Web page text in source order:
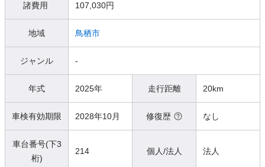
諸費用 107,030円
地域 鳥栖市
ジャンル -
年式 2025年 走行距離 20km
車検有効期限 2028年10月 修復歴 なし
車台番号(下3
桁)
214 個人/法人 法人